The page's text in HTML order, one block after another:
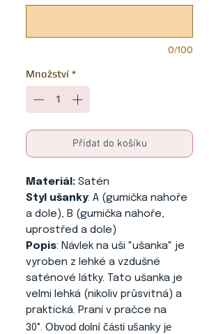
0/100
Množství *
Přidat do košíku
Materiál: Satén
Styl ušanky: A (gumička nahoře
a dole), B (gumička nahoře,
uprostřed a dole)
Popis: Návlek na uši "ušanka" je
vyroben z lehké a vzdušné
saténové látky. Tato ušanka je
velmi lehká (nikoliv průsvitná) a
praktická. Praní v pračce na
30°. Obvod dolní části ušanky je